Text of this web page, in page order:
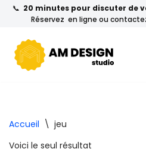
au
contenu
📞 20 minutes pour discuter de
Réservez en ligne ou
Accueil \ jeu
Voici le seul résultat